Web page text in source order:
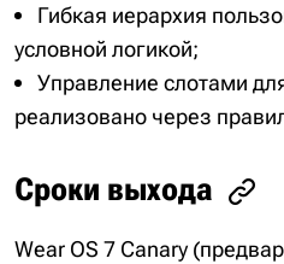
Гибкая иерархия
условной логикой;
Управление слотами
реализовано через
Сроки выхода
Wear OS 7 Canary